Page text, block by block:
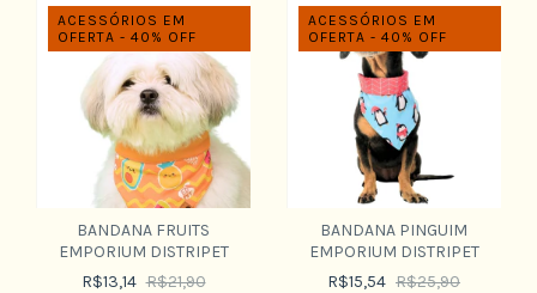
ACESSÓRIOS EM
OFERTA - 40% OFF
BANDANA FRUITS
EMPORIUM DISTRIPET
R$13,14 R$21,90
ACESSÓRIOS EM
OFERTA - 40% OFF
BANDANA PINGUIM
EMPORIUM DISTRIPET
R$15,54 R$25,90